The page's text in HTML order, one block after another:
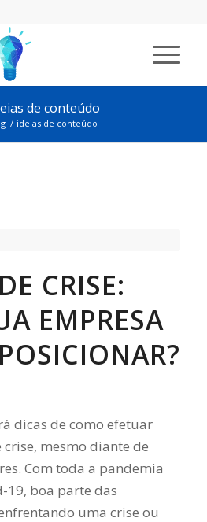
de conteúdo
/ ideias de conteúdo
CRISE:
EMPRESA
dicas de como efetuar
mesmo diante de
Com toda a pandemia
19, boa parte das
uma crise ou